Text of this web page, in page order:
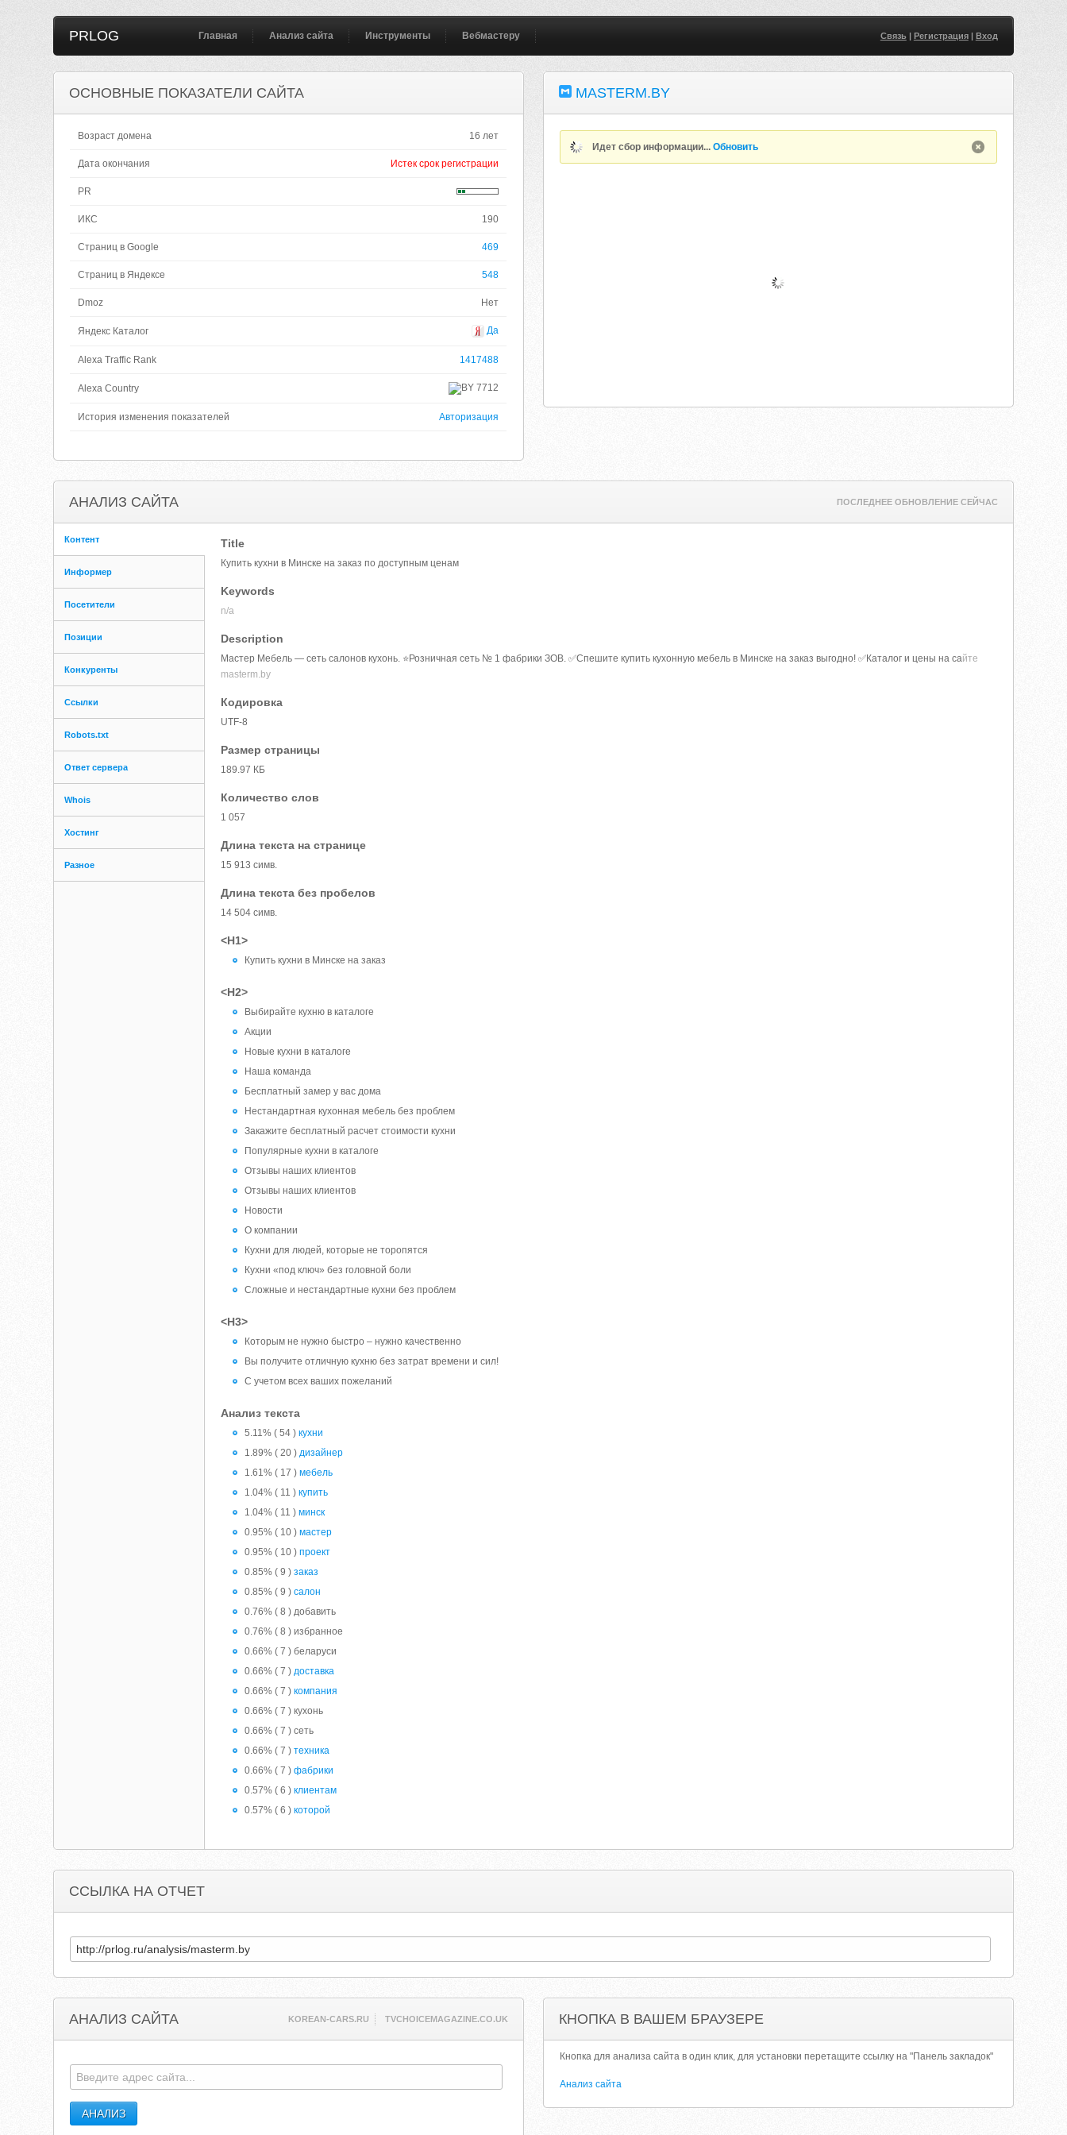
PRLOG Главная Анализ сайта Инструменты Вебмастеру Связь| Регистрация| Вход
ОСНОВНЫЕ ПОКАЗАТЕЛИ САЙТА
Возраст домена 16 лет
Дата окончания Истек срок регистрации
PR
ИКС 190
Страниц в Google 469
Страниц в Яндексе 548
Dmoz Нет
Яндекс Каталог Да
Alexa Traffic Rank 1417488
Alexa Country 7712
История изменения показателей Авторизация
MASTERM.BY
Идет сбор информации...Обновить
АНАЛИЗ САЙТА ПОСЛЕДНЕЕ ОБНОВЛЕНИЕ СЕЙЧАС
Контент
Информер
Посетители
Позиции
Конкуренты
Ссылки
Robots.txt
Ответ сервера
Whois
Хостинг
Разное
Title
Купить кухни в Минске на заказ по доступным ценам
Keywords
n/a
Description
Мастер Мебель — сеть салонов кухонь. ⭐Розничная сеть № 1 фабрики ЗОВ. ✅Спешите купить кухонную мебель в Минске на заказ выгодно! ✅Каталог и цены на сайте
masterm.by
Кодировка
UTF-8
Размер страницы
189.97 КБ
Количество слов
1 057
Длина текста на странице
15 913 симв.
Длина текста без пробелов
14 504 симв.
<H1>
Купить кухни в Минске на заказ
<H2>
Выбирайте кухню в каталоге
Акции
Новые кухни в каталоге
Наша команда
Бесплатный замер у вас дома
Нестандартная кухонная мебель без проблем
Закажите бесплатный расчет стоимости кухни
Популярные кухни в каталоге
Отзывы наших клиентов
Отзывы наших клиентов
Новости
О компании
Кухни для людей, которые не торопятся
Кухни «под ключ» без головной боли
Сложные и нестандартные кухни без проблем
<H3>
Которым не нужно быстро – нужно качественно
Вы получите отличную кухню без затрат времени и сил!
С учетом всех ваших пожеланий
Анализ текста
5.11% ( 54 )кухни
1.89% ( 20 )дизайнер
1.61% ( 17 )мебель
1.04% ( 11 )купить
1.04% ( 11 )минск
0.95% ( 10 )мастер
0.95% ( 10 )проект
0.85% ( 9 )заказ
0.85% ( 9 )салон
0.76% ( 8 ) добавить
0.76% ( 8 ) избранное
0.66% ( 7 ) беларуси
0.66% ( 7 )доставка
0.66% ( 7 )компания
0.66% ( 7 ) кухонь
0.66% ( 7 ) сеть
0.66% ( 7 )техника
0.66% ( 7 )фабрики
0.57% ( 6 )клиентам
0.57% ( 6 )которой
ССЫЛКА НА ОТЧЕТ
АНАЛИЗ САЙТА KOREAN-CARS.RU TVCHOICEMAGAZINE.CO.UK КНОПКА В ВАШЕМ БРАУЗЕРЕ
Кнопка для анализа сайта в один клик, для установки перетащите ссылку на "Панель закладок"
Анализ сайта